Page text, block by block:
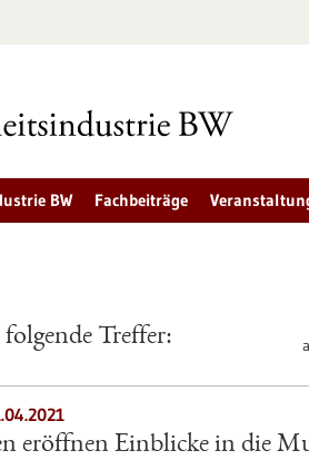
BW Fachbeiträge
folgende Treffer:
eröffnen Einblicke in die